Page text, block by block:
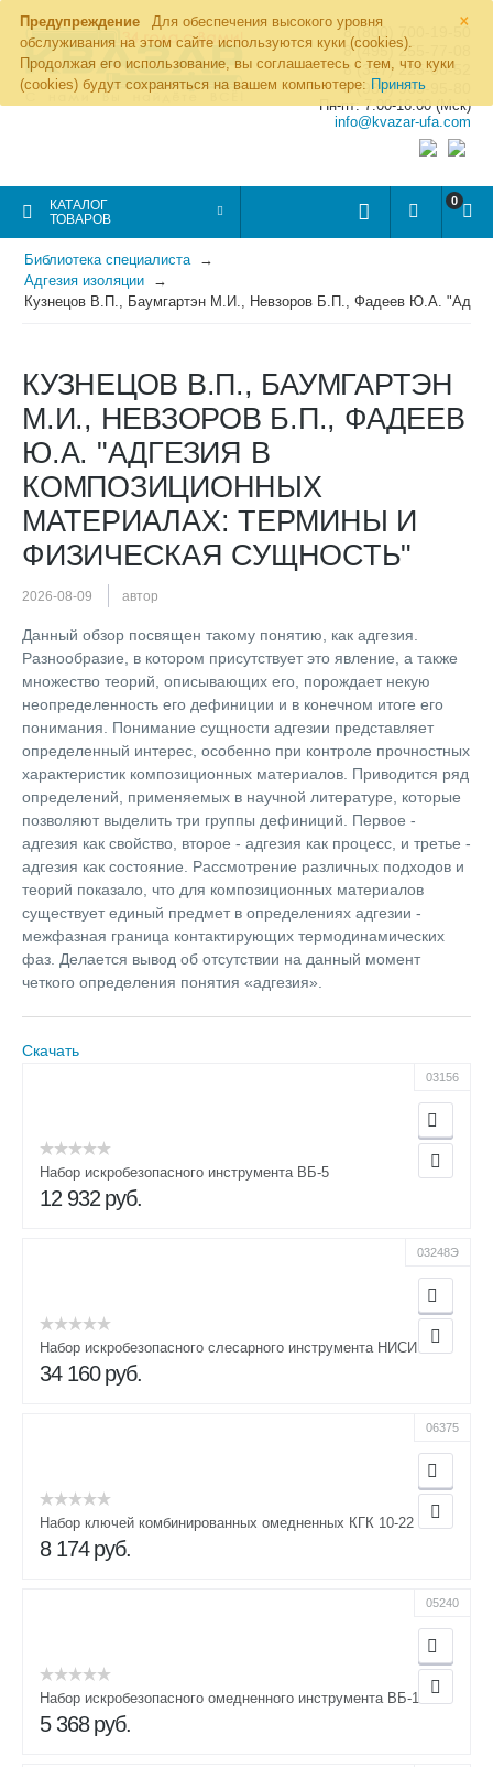
×
Предупреждение
Для обеспечения высокого уровня
обслуживания на этом сайте используются куки (cookies).
Продолжая его использование, вы соглашаетесь с тем, что куки
(cookies) будут сохраняться на вашем компьютере: Принять
8 (800) 700-19-50
8 (495) 255-77-08
8 (347) 225-00-52
8 (986) 963-95-80
Пн-пт: 7.00-16.00 (Мск)
info@kvazar-ufa.com
КАТАЛОГ
ТОВАРОВ
0
Библиотека специалиста
Адгезия изоляции
Кузнецов В.П., Баумгартэн М.И., Невзоров Б.П., Фадеев Ю.А.
КУЗНЕЦОВ В.П., БАУМГАРТЭН
М.И., НЕВЗОРОВ Б.П., ФАДЕЕВ
Ю.А. "АДГЕЗИЯ В
КОМПОЗИЦИОННЫХ
МАТЕРИАЛАХ: ТЕРМИНЫ И
ФИЗИЧЕСКАЯ СУЩНОСТЬ"
2026-08-09 автор
Данный обзор посвящен такому понятию, как адгезия.
Разнообразие, в котором присутствует это явление, а также
множество теорий, описывающих его, порождает некую
неопределенность его дефиниции и в конечном итоге его
понимания. Понимание сущности адгезии представляет
определенный интерес, особенно при контроле прочностных
характеристик композиционных материалов. Приводится ряд
определений, применяемых в научной литературе, которые
позволяют выделить три группы дефиниций. Первое -
адгезия как свойство, второе - адгезия как процесс, и третье -
адгезия как состояние. Рассмотрение различных подходов и
теорий показало, что для композиционных материалов
существует единый предмет в определениях адгезии -
межфазная граница контактирующих термодинамических
фаз. Делается вывод об отсутствии на данный момент
четкого определения понятия «адгезия».
Скачать
03156
Набор искробезопасного инструмента ВБ-5
12 932 руб.
03248Э
Набор искробезопасного слесарного инструмента НИСИ
34 160 руб.
06375
Набор ключей комбинированных омедненных КГК 10-22
8 174 руб.
05240
Набор искробезопасного омедненного инструмента ВБ-1
5 368 руб.